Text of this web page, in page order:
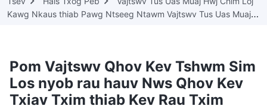
Kawg Nkaus thiab Pawg Ntseeg Ntawm Vajtswv Tus Uas Muaj
Pom Vajtswv Qhov Kev Tshwm Sim
Los nyob rau hauv Nws Qhov Kev
Txiav Txim thiab Kev Rau Txim